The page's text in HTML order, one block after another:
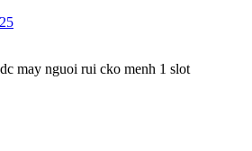
may nguoi rui cko menh 1 slot